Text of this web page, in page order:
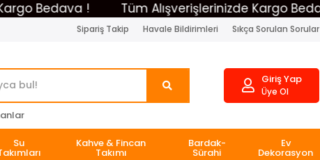
! Tüm Alışverişlerinizde Kargo Bedava !
Sipariş Takip Havale Bildirimleri Sıkça Sorulan Sorular
Giriş Yap
Üye Ol
Su Kahve & Fincan
Takımı
Bardak-
Sürahi
Ev
Dekorasyon